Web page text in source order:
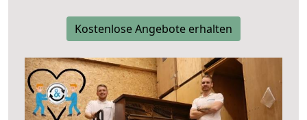
Kostenlose Angebote erhalten